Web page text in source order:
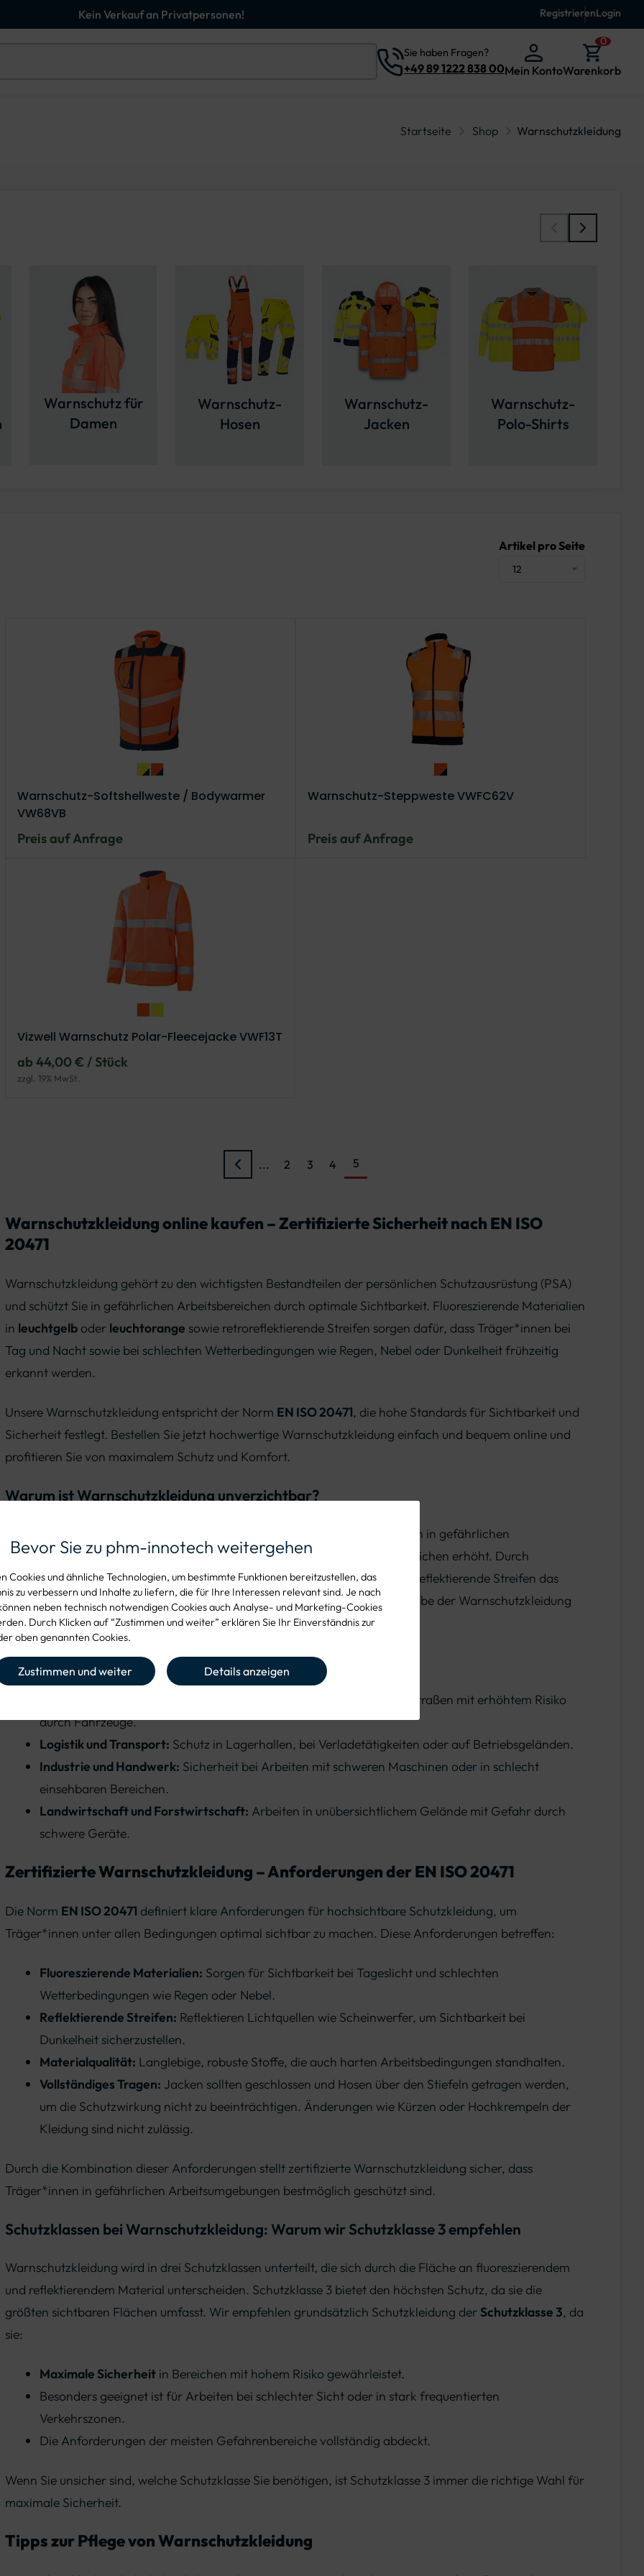
Kein Verkauf an Privatpersonen! RegistrierenLogin
Sie haben Fragen?
+49 89 1222 838 00Mein Konto
0
Warenkorb
Bevor Sie zu phm-innotech weitergehen
Cookies und ähnliche Technologien, um bestimmte Funktionen bereitzustellen, das
zu verbessern und Inhalte zu liefern, die für Ihre Interessen relevant sind. Je nach
neben technisch notwendigen Cookies auch Analyse- und Marketing-Cookies
Durch Klicken auf “Zustimmen und weiter” erklären Sie Ihr Einverständnis zur
oben genannten Cookies.
Zustimmen und weiter Details anzeigen
Startseite Shop Warnschutzkleidung
Warnschutz für
Damen
Warnschutz-
Hosen
Warnschutz-
Jacken
Warnschutz-
Polo-Shirts
Artikel pro Seite
12
Warnschutz-Softshellweste / Bodywarmer VW68VB – Variante
Warnschutz-Softshellweste / Bodywarmer VW68VB – Variante
Warnschutz-Softshellweste / Bodywarmer
VW68VB
Preis auf Anfrage
Warnschutz-Steppweste VWFC62V –
Warnschutz-Steppweste VWFC62V
Preis auf Anfrage
Vizwell Warnschutz Polar-Fleecejacke VWF13T – Variante
Vizwell Warnschutz Polar-Fleecejacke VWF13T – Variante
Vizwell Warnschutz Polar-Fleecejacke VWF13T
ab 44,00 € / Stück
zzgl. 19% MwSt.
... 2 3 4 5
Warnschutzkleidung online kaufen – Zertifizierte Sicherheit nach EN ISO
20471
Warnschutzkleidung gehört zu den wichtigsten Bestandteilen der persönlichen Schutzausrüstung (PSA)
und schützt Sie in gefährlichen Arbeitsbereichen durch optimale Sichtbarkeit. Fluoreszierende Materialien
in leuchtgelb oder leuchtorange sowie retroreflektierende Streifen sorgen dafür, dass Träger*innen bei
Tag und Nacht sowie bei schlechten Wetterbedingungen wie Regen, Nebel oder Dunkelheit frühzeitig
erkannt werden.
Unsere Warnschutzkleidung entspricht der Norm EN ISO 20471, die hohe Standards für Sichtbarkeit und
Sicherheit festlegt. Bestellen Sie jetzt hochwertige Warnschutzkleidung einfach und bequem online und
profitieren Sie von maximalem Schutz und Komfort.
Warum ist Warnschutzkleidung unverzichtbar?
Warnschutzkleidung schützt Leben, indem sie die Sichtbarkeit von Personen in gefährlichen
Umgebungen wie Baustellen, Straßenverkehr oder industriellen Arbeitsbereichen erhöht. Durch
fluoreszierendes Material wird der Träger bei Tageslicht sichtbar, während reflektierende Streifen das
Licht von Scheinwerfern bei Dunkelheit zurückwerfen. Die wichtigste Aufgabe der Warnschutzkleidung
ist es, Unfälle zu verhindern und die Sicherheit zu erhöhen.
Typische Einsatzbereiche für Warnschutzkleidung:
Arbeiten entlang öffentlicher Straßen mit erhöhtem Risiko
durch Fahrzeuge.
Logistik und Transport: Schutz in Lagerhallen, bei Verladetätigkeiten oder auf Betriebsgeländen.
Industrie und Handwerk: Sicherheit bei Arbeiten mit schweren Maschinen oder in schlecht
einsehbaren Bereichen.
Landwirtschaft und Forstwirtschaft: Arbeiten in unübersichtlichem Gelände mit Gefahr durch
schwere Geräte.
Zertifizierte Warnschutzkleidung – Anforderungen der EN ISO 20471
Die Norm EN ISO 20471 definiert klare Anforderungen für hochsichtbare Schutzkleidung, um
Träger*innen unter allen Bedingungen optimal sichtbar zu machen. Diese Anforderungen betreffen:
Fluoreszierende Materialien: Sorgen für Sichtbarkeit bei Tageslicht und schlechten
Wetterbedingungen wie Regen oder Nebel.
Reflektierende Streifen: Reflektieren Lichtquellen wie Scheinwerfer, um Sichtbarkeit bei
Dunkelheit sicherzustellen.
Materialqualität: Langlebige, robuste Stoffe, die auch harten Arbeitsbedingungen standhalten.
Vollständiges Tragen: Jacken sollten geschlossen und Hosen über den Stiefeln getragen werden,
um die Schutzwirkung nicht zu beeinträchtigen. Änderungen wie Kürzen oder Hochkrempeln der
Kleidung sind nicht zulässig.
Durch die Kombination dieser Anforderungen stellt zertifizierte Warnschutzkleidung sicher, dass
Träger*innen in gefährlichen Arbeitsumgebungen bestmöglich geschützt sind.
Schutzklassen bei Warnschutzkleidung: Warum wir Schutzklasse 3 empfehlen
Warnschutzkleidung wird in drei Schutzklassen unterteilt, die sich durch die Fläche an fluoreszierendem
und reflektierendem Material unterscheiden. Schutzklasse 3 bietet den höchsten Schutz, da sie die
größten sichtbaren Flächen umfasst. Wir empfehlen grundsätzlich Schutzkleidung der Schutzklasse 3, da
sie:
Maximale Sicherheit in Bereichen mit hohem Risiko gewährleistet.
Besonders geeignet ist für Arbeiten bei schlechter Sicht oder in stark frequentierten
Verkehrszonen.
Die Anforderungen der meisten Gefahrenbereiche vollständig abdeckt.
Wenn Sie unsicher sind, welche Schutzklasse Sie benötigen, ist Schutzklasse 3 immer die richtige Wahl für
maximale Sicherheit.
Tipps zur Pflege von Warnschutzkleidung